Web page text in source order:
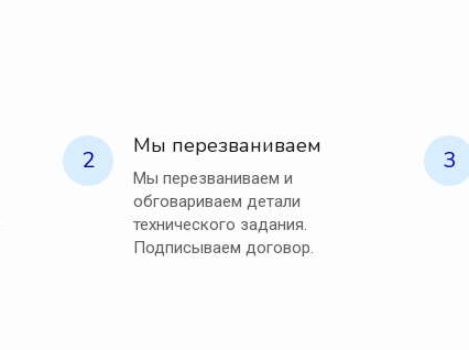
2 Мы перезваниваем
Мы перезваниваем и
обговариваем детали
технического задания.
Подписываем договор.
3